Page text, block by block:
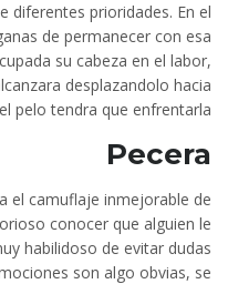
diferentes prioridades. En el
de permanecer con esa
su cabeza en el labor,
desplazandolo hacia
el pelo tendra que enfrentarla.
Pecera
el camuflaje inmejorable de
conocer que alguien le
habilidoso de evitar dudas
son algo obvias, se